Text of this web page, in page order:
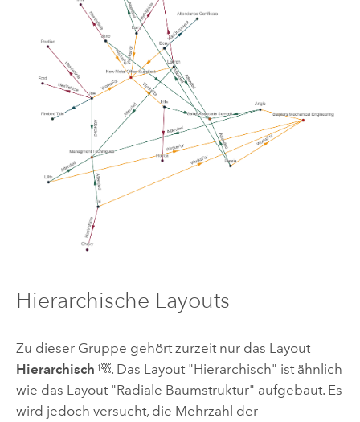
Hierarchische Layouts
Zu dieser Gruppe gehört zurzeit nur das Layout
Hierarchisch
. Das Layout "Hierarchisch" ist ähnlich
wie das Layout "Radiale Baumstruktur" aufgebaut. Es
wird jedoch versucht, die Mehrzahl der